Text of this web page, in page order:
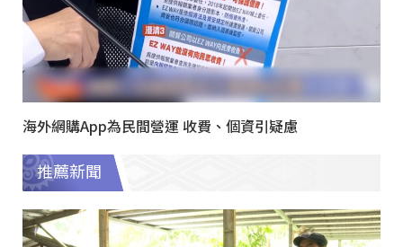
海外網購App為民間營運 收費、個資引疑慮
推薦新聞